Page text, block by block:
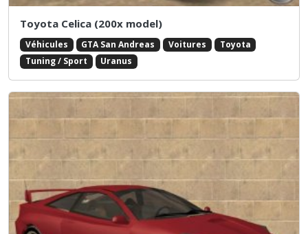
Toyota Celica (200x model)
Véhicules GTA San Andreas Voitures
Toyota
Tuning / Sport
Uranus